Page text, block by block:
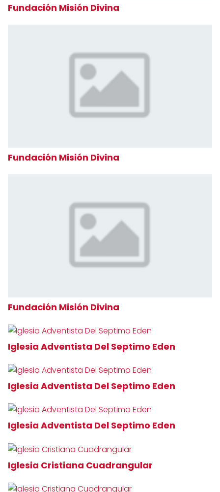
Fundación Misión Divina
Fundación Misión Divina
Fundación Misión Divina
Iglesia Adventista Del Septimo Eden
Iglesia Adventista Del Septimo Eden
Iglesia Adventista Del Septimo Eden
Iglesia Cristiana Cuadrangular